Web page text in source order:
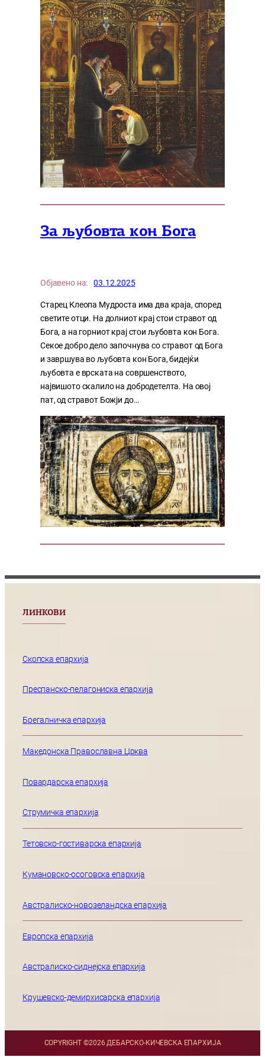
За љубовта кон Бога
Објавено на: 03.12.2025
Старец Клеопа Мудроста има два краја, според
светите отци. На долниот крај стои стравот од
Бога, а на горниот крај стои љубовта кон Бога.
Секое добро дело започнува со стравот од Бога
и завршува во љубовта кон Бога, бидејќи
љубовта е врската на совршенството,
највишото скалило на добродетелта. На овој
пат, од стравот Божји до…
ЛИНКОВИ
Скопска епархија
Преспанско-пелагониска епархија
Брегалничка епархија
Македонска Православна Црква
Повардарска епархија
Струмичка епархија
Тетовско-гостиварска епархија
Кумановско-осоговска епархија
Австралиско-новозеландска епархија
Европска епархија
Австралиско-сиднејска епархија
Крушевско-демирхисарска епархија
COPYRIGHT ©2026 ДЕБАРСКО-КИЧЕВСКА ЕПАРХИЈА